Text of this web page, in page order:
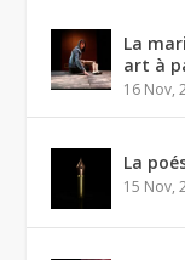
La
art à
16 Nov,
La
15 Nov,